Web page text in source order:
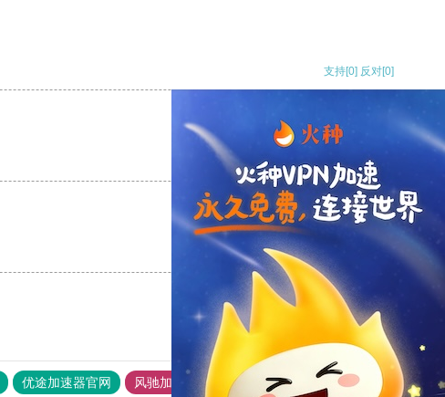
支持[0] 反对[0]
支持 反对
[0]
优途加速器官网 风驰加速器 旋风加速器